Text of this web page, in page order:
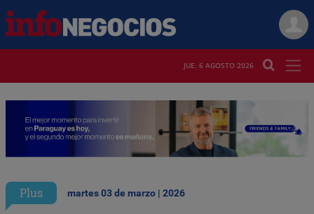
JUE. 6 AGOSTO 2026
Plus martes 03 de marzo | 2026